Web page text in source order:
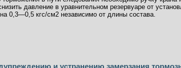
давление в уравнительном резервуаре от
0,3—0,5 кгс/см2 независимо от длины состава.
и устранению замерзания